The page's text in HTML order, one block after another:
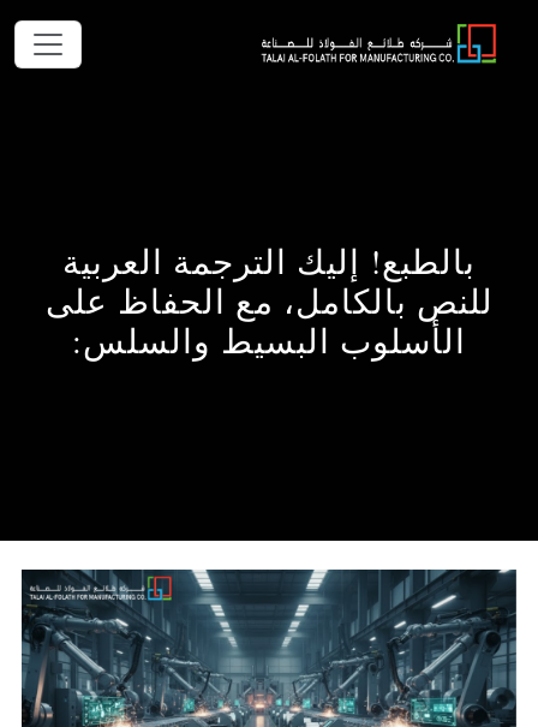
بالطبع! إليك الترجمة العربية
للنص بالكامل، مع الحفاظ على
الأسلوب البسيط والسلس: